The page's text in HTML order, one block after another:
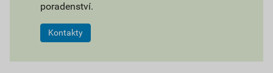
poradenství.
Kontakty